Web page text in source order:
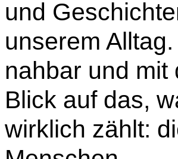
und
unserem Alltag.
nahbar und mit
Blick auf das,
wirklich zählt: